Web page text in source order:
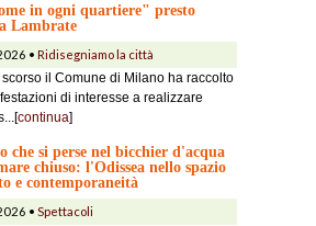
in ogni quartiere" presto
Lambrate
• Ridisegniamo la città
scorso il Comune di Milano ha raccolto
di interesse a realizzare
continua]
che si perse nel bicchier d'acqua
chiuso: l'Odissea nello spazio
e contemporaneità
• Spettacoli